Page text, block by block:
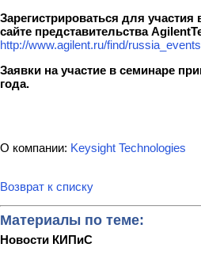
Зарегистрироваться для
сайте представительства
http://www.agilent.ru/find/russia_events
Заявки на участие в семинаре
года.
О компании: Keysight Technologies
Возврат к списку
Материалы по теме:
Новости КИПиС